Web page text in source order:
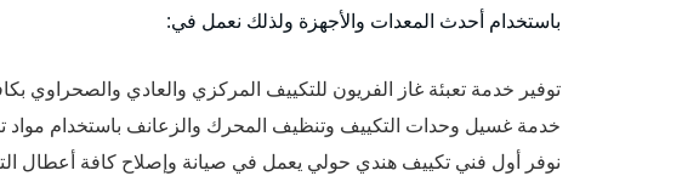
باستخدام أحدث المعدات والأجهزة ولذلك نعمل في:
توفير خدمة تعبئة غاز الفريون للتكييف المركزي والعادي والصحراوي
خدمة غسيل وحدات التكييف وتنظيف المحرك والزعانف باستخدام مواد
نوفر أول فني تكييف هندي حولي يعمل في صيانة وإصلاح كافة أعطال